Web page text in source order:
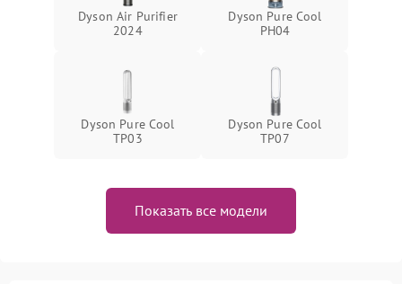
Dyson Air Purifier
2024
Dyson Pure Cool
PH04
Dyson Pure Cool
TP03
Dyson Pure Cool
TP07
Показать все модели